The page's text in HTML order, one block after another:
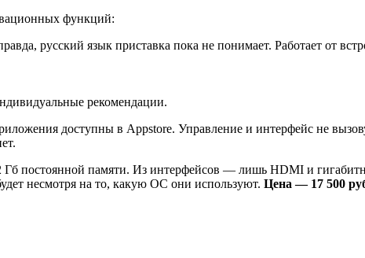
функций:
русский язык приставка пока не понимает. Работает от
рекомендации.
доступны в Appstore. Управление и интерфейс не
Гб постоянной памяти. Из интерфейсов — лишь HDMI и
несмотря на то, какую ОС они используют. Цена — 17 500